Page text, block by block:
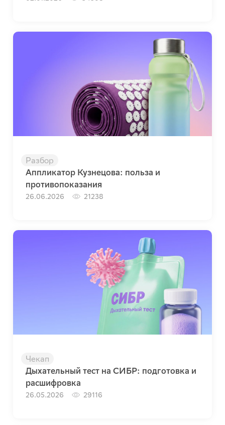
Разбор
Аппликатор Кузнецова: польза и
противопоказания
26.06.2026 21238
Чекап
Дыхательный тест на СИБР: подготовка и
расшифровка
26.05.2026 29116